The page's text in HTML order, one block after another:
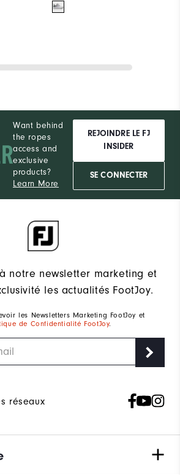
Want behind
the ropes
access and
exclusive
products?
Learn More
REJOINDRE LE FJ
INSIDER
SE CONNECTER
notre newsletter marketing et
les actualités FootJoy.
les Newsletters Marketing FootJoy et
de Confidentialité FootJoy.
réseaux